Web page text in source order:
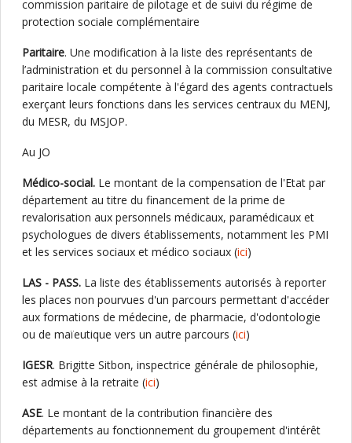
commission paritaire de pilotage et de suivi du régime de
protection sociale complémentaire
Paritaire. Une modification à la liste des représentants de
l’administration et du personnel à la commission consultative
paritaire locale compétente à l'égard des agents contractuels
exerçant leurs fonctions dans les services centraux du MENJ,
du MESR, du MSJOP.
Au JO
Médico-social. Le montant de la compensation de l'Etat par
département au titre du financement de la prime de
revalorisation aux personnels médicaux, paramédicaux et
psychologues de divers établissements, notamment les PMI
et les services sociaux et médico sociaux (ici)
LAS - PASS. La liste des établissements autorisés à reporter
les places non pourvues d'un parcours permettant d'accéder
aux formations de médecine, de pharmacie, d'odontologie
ou de maïeutique vers un autre parcours (ici)
IGESR. Brigitte Sitbon, inspectrice générale de philosophie,
est admise à la retraite (ici)
ASE. Le montant de la contribution financière des
départements au fonctionnement du groupement d'intérêt